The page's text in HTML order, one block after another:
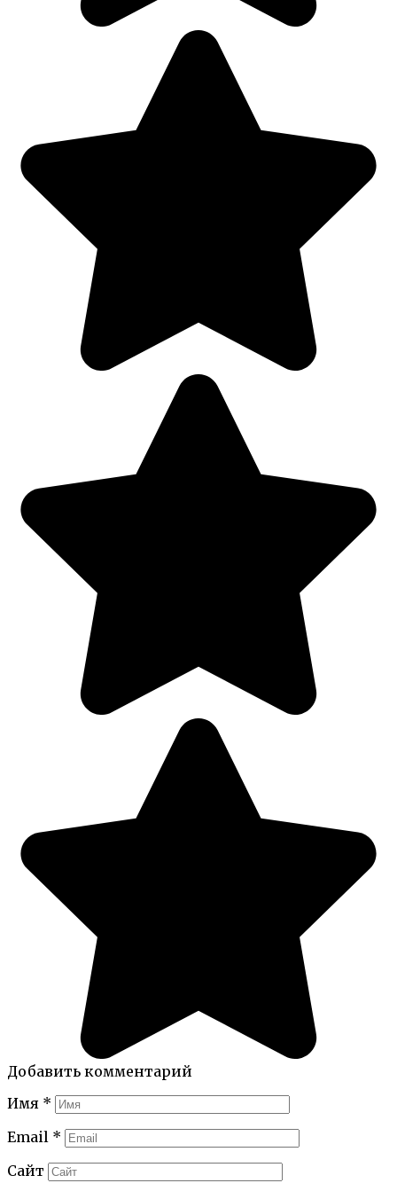
Добавить комментарий
Имя *
Email *
Сайт